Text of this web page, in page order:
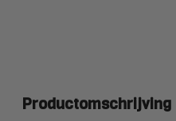
Productomschrijving